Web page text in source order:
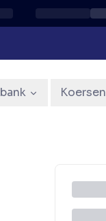
Koersen